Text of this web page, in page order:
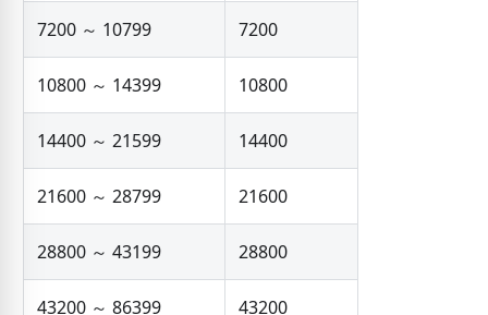
7200 ～ 10799 7200
10800 ～ 14399 10800
14400 ～ 21599 14400
21600 ～ 28799 21600
28800 ～ 43199 28800
43200 ～ 86399 43200